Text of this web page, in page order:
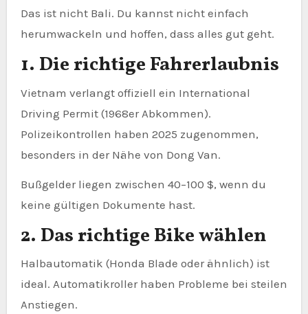
Das ist nicht Bali. Du kannst nicht einfach
herumwackeln und hoffen, dass alles gut geht.
1. Die richtige Fahrerlaubnis
Vietnam verlangt offiziell ein International
Driving Permit (1968er Abkommen).
Polizeikontrollen haben 2025 zugenommen,
besonders in der Nähe von Dong Van.
Bußgelder liegen zwischen 40–100 $, wenn du
keine gültigen Dokumente hast.
2. Das richtige Bike wählen
Halbautomatik (Honda Blade oder ähnlich) ist
ideal. Automatikroller haben Probleme bei steilen
Anstiegen.